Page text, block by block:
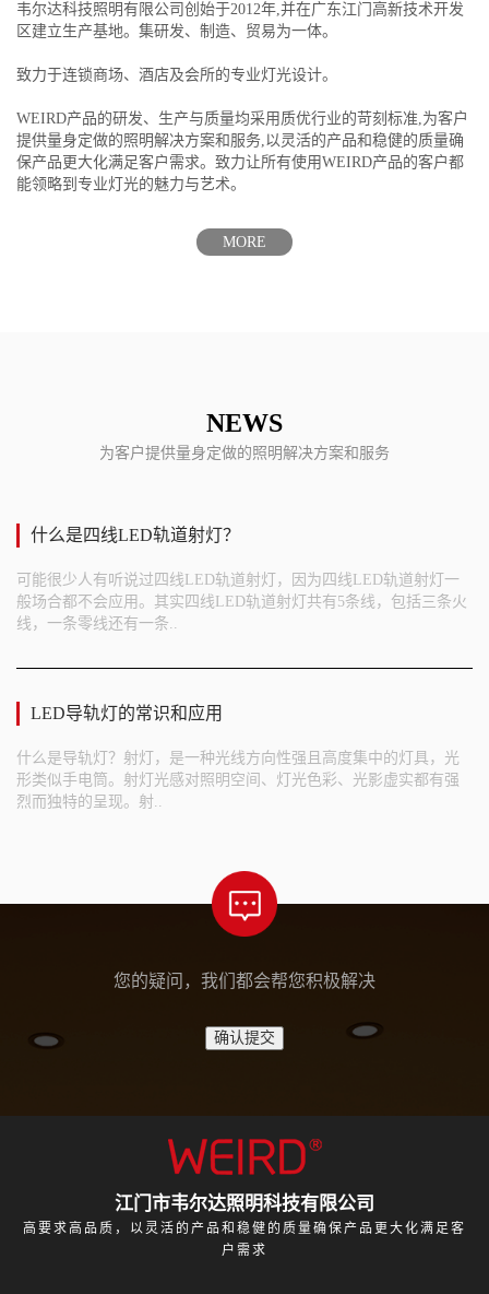
韦尔达科技照明有限公司创始于2012年,并在广东江门高新技术开发
区建立生产基地。集研发、制造、贸易为一体。
致力于连锁商场、酒店及会所的专业灯光设计。
WEIRD产品的研发、生产与质量均采用质优行业的苛刻标准,为客户
提供量身定做的照明解决方案和服务,以灵活的产品和稳健的质量确
保产品更大化满足客户需求。致力让所有使用WEIRD产品的客户都
能领略到专业灯光的魅力与艺术。
MORE
NEWS
为客户提供量身定做的照明解决方案和服务
什么是四线LED轨道射灯？
可能很少人有听说过四线LED轨道射灯，因为四线LED轨道射灯一
般场合都不会应用。其实四线LED轨道射灯共有5条线，包括三条火
线，一条零线还有一条..
LED导轨灯的常识和应用
什么是导轨灯？射灯，是一种光线方向性强且高度集中的灯具，光
形类似手电筒。射灯光感对照明空间、灯光色彩、光影虚实都有强
烈而独特的呈现。射..
您的疑问，我们都会帮您积极解决
江门市韦尔达照明科技有限公司
高要求高品质，以灵活的产品和稳健的质量确保产品更大化满足客
户需求